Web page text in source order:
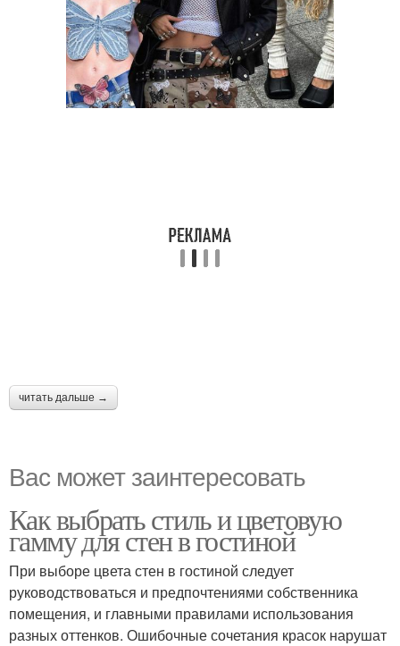
читать дальше →
Вас может заинтересовать
Как выбрать стиль и цветовую
гамму для стен в гостиной
При выборе цвета стен в гостиной следует
руководствоваться и предпочтениями собственника
помещения, и главными правилами использования
разных оттенков. Ошибочные сочетания красок нарушат